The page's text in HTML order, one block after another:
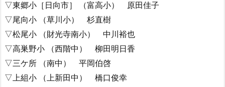
▽東郷小［日向市］ （富高小） 原田佳子
▽尾向小 （草川小） 杉直樹
▽松尾小 （財光寺南小） 中川裕也
▽高巣野小 （西階中） 柳田明日香
▽三ケ所 （南中） 平岡伯啓
▽上組小 （上新田中） 橋口俊幸